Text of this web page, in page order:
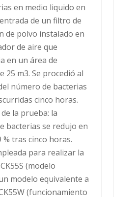
en medio liquido en
de un filtro de
de polvo instalado en
de aire que
en un área de
25 m3. Se procedió al
número de bacterias
cinco horas.
la prueba: la
bacterias se redujo en
% tras cinco horas.
para realizar la
(modelo
modelo equivalente a
(funcionamiento